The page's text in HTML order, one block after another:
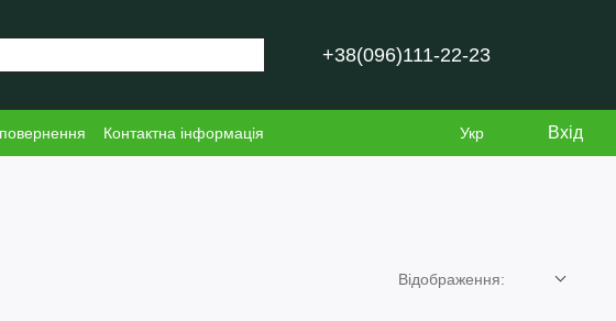
+38(096)111-22-23
Контактна інформація
Укр Вхід
Відображення: